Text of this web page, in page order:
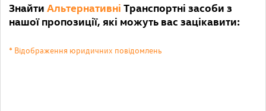
Знайти Альтернативні Транспортні засоби з
нашої пропозиції, які можуть вас зацікавити:
* Відображення юридичних повідомлень